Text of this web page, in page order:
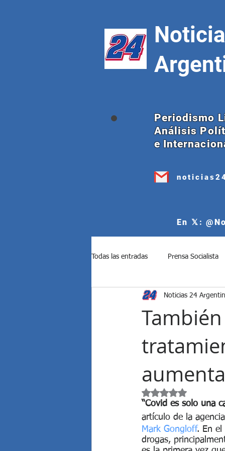
Periodismo
Análisis
e
En 𝕏:
Todas las entradas Prensa Socialista
Ataque de Israel a Irán Ataque
Diputados rechazó los vetos de M...
EE.UU. bombardeó a Irán El
Noticias 24
Obtuvo NaN de 5
“Covid es solo una
artículo de la
Mark Gongloff. En el
drogas,